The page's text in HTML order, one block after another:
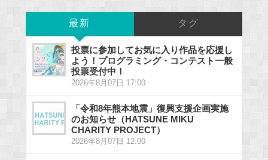
最新 タグ
投票に参加してお気に入り作品を応援し
よう！プログラミング・コンテスト一般
投票受付中！
2026年8月07日 17:00
「令和8年熊本地震」復興支援企画実施
のお知らせ（HATSUNE MIKU
CHARITY PROJECT）
2026年8月07日 12:00